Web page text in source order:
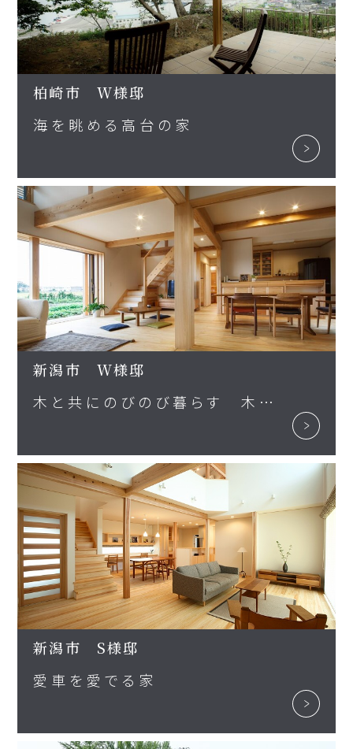
柏崎市 W様邸
海を眺める高台の家
新潟市 W様邸
木と共にのびのび暮らす 木組みの家
新潟市 S様邸
愛車を愛でる家